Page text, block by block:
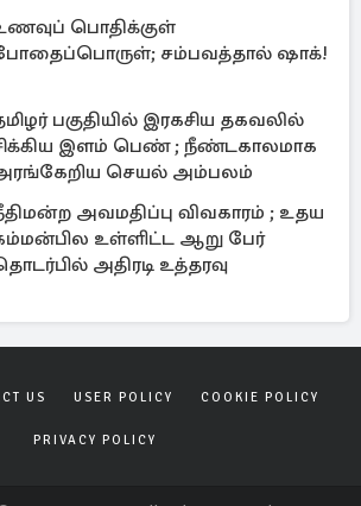
பொதிக்குள்
சம்பவத்தால் ஷாக்!
பகுதியில் இரகசிய தகவலில்
இளம் பெண் ; நீண்டகாலமாக
செயல் அம்பலம்
அவமதிப்பு விவகாரம் ; உதய
உள்ளிட்ட ஆறு பேர்
அதிரடி உத்தரவு
US USER POLICY COOKIE POLICY
PRIVACY POLICY